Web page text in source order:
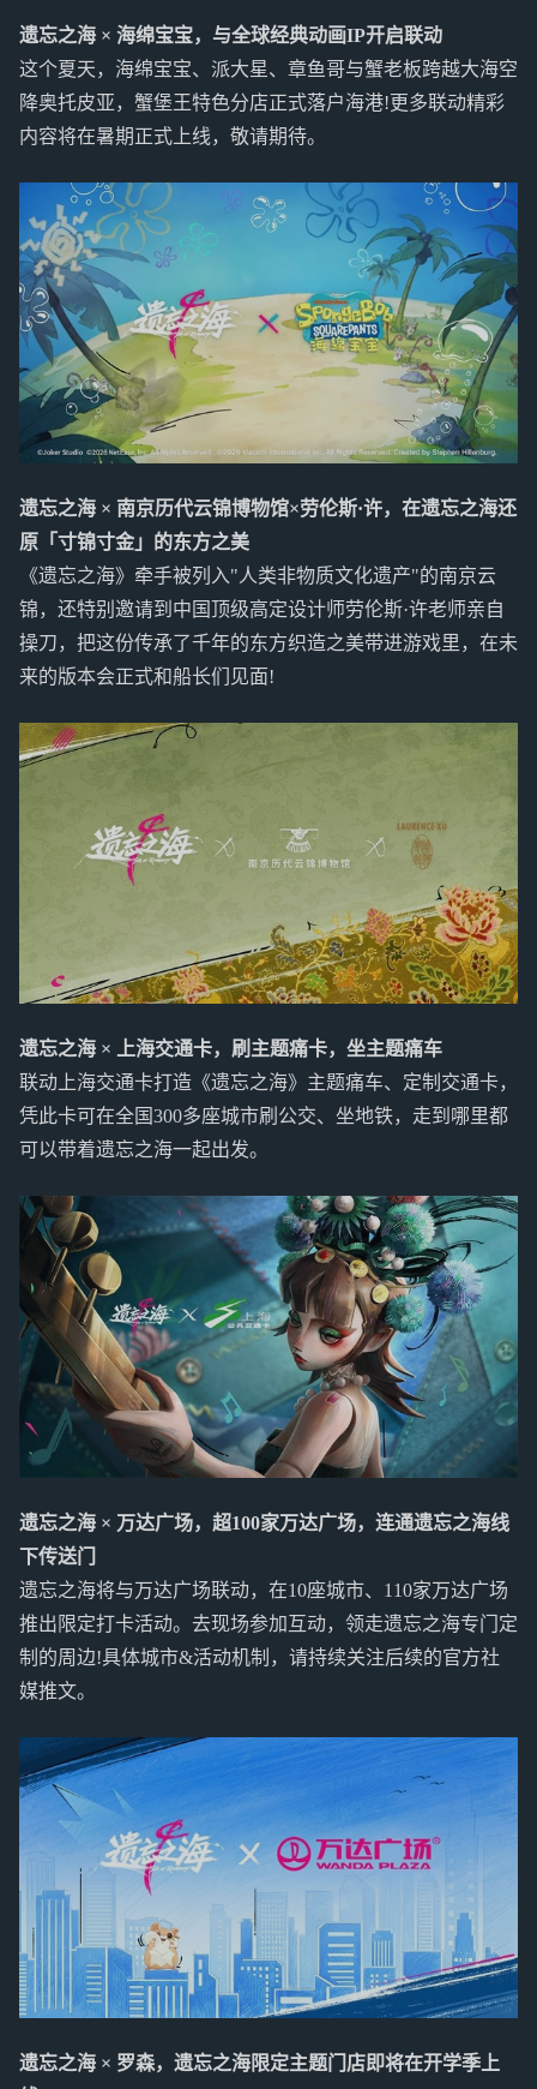
遗忘之海 × 海绵宝宝，与全球经典动画IP开启联动
这个夏天，海绵宝宝、派大星、章鱼哥与蟹老板跨越大海空
降奥托皮亚，蟹堡王特色分店正式落户海港!更多联动精彩
内容将在暑期正式上线，敬请期待。
遗忘之海 × 南京历代云锦博物馆×劳伦斯·许，在遗忘之海还
原「寸锦寸金」的东方之美
《遗忘之海》牵手被列入"人类非物质文化遗产"的南京云
锦，还特别邀请到中国顶级高定设计师劳伦斯·许老师亲自
操刀，把这份传承了千年的东方织造之美带进游戏里，在未
来的版本会正式和船长们见面!
遗忘之海 × 上海交通卡，刷主题痛卡，坐主题痛车
联动上海交通卡打造《遗忘之海》主题痛车、定制交通卡，
凭此卡可在全国300多座城市刷公交、坐地铁，走到哪里都
可以带着遗忘之海一起出发。
遗忘之海 × 万达广场，超100家万达广场，连通遗忘之海线
下传送门
遗忘之海将与万达广场联动，在10座城市、110家万达广场
推出限定打卡活动。去现场参加互动，领走遗忘之海专门定
制的周边!具体城市&活动机制，请持续关注后续的官方社
媒推文。
遗忘之海 × 罗森，遗忘之海限定主题门店即将在开学季上